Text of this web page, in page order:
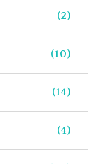
(2)
(10)
(14)
(4)